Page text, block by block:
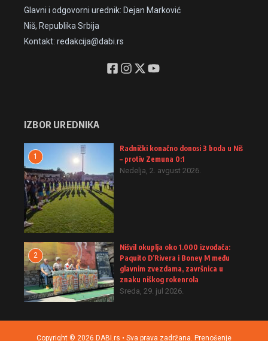
Glavni i odgovorni urednik: Dejan Marković
Niš, Republika Srbija
Kontakt: redakcija@dabi.rs
IZBOR UREDNIKA
1
Radnički konačno donosi 3 boda u Niš
– protiv Zemuna 0:1
Nedelja, 2. avgust 2026.
2
Nišvil okuplja oko 1.000 izvođača:
Paquito D’Rivera i Boney M među
glavnim zvezdama, završnica u
znaku niškog rokenrola
Sreda, 29. jul 2026.
Copyright © 2026 DABI.rs • Sva prava zadržana. Prenošenje